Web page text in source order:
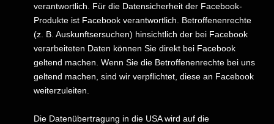
verantwortlich. Für die Datensicherheit der Facebook-
Produkte ist Facebook verantwortlich. Betroffenenrechte
(z. B. Auskunftsersuchen) hinsichtlich der bei Facebook
verarbeiteten Daten können Sie direkt bei Facebook
geltend machen. Wenn Sie die Betroffenenrechte bei uns
geltend machen, sind wir verpflichtet, diese an Facebook
weiterzuleiten.
Die Datenübertragung in die USA wird auf die